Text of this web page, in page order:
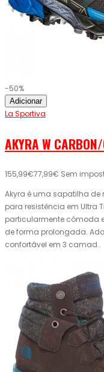
-50%
Adicionar
La Sportiva
AKYRA W
155,99€77,99€ Sem
Akyra é uma sapatilha
para resistência em Ultra
particularmente cómoda
de forma prolongada.
confortável em 3 camad..